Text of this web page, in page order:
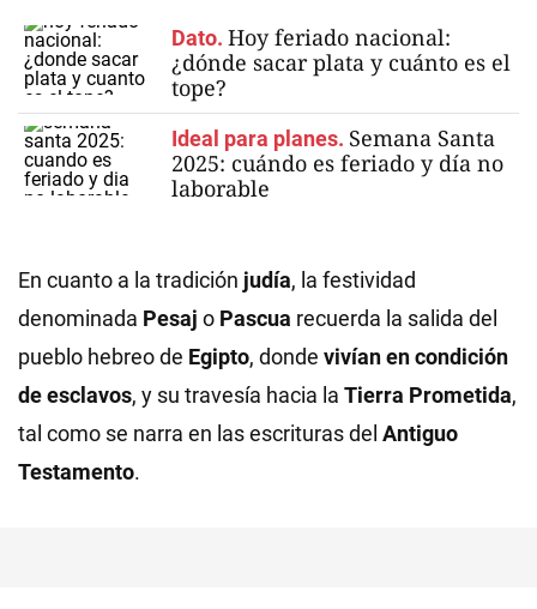
Dato. Hoy feriado nacional:
¿dónde sacar plata y cuánto es el
tope?
Ideal para planes. Semana Santa
2025: cuándo es feriado y día no
laborable
En cuanto a la tradición judía, la festividad
denominada Pesaj o Pascua recuerda la salida del
pueblo hebreo de Egipto, donde vivían en condición
de esclavos, y su travesía hacia la Tierra Prometida,
tal como se narra en las escrituras del Antiguo
Testamento.